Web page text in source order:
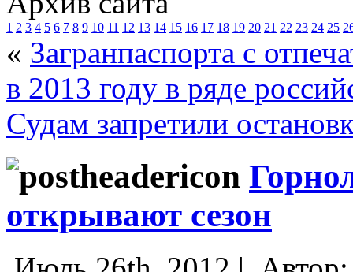
1 2 3 4 5 6 7 8 9 10 11 12 13 14 15 16 17 18 19 20 21 22 23 24 25
« Загранпаспорта с
в 2013 году в ряде
Судам запретили
открывают сезон